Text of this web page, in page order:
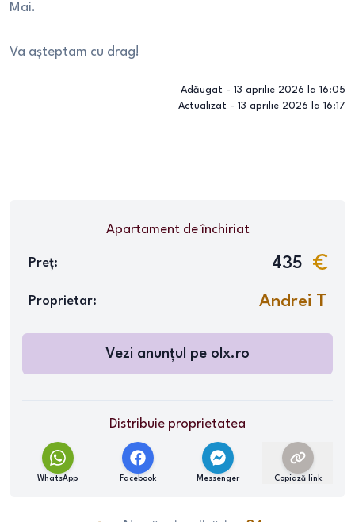
Mai.
Va așteptam cu drag!
Adăugat - 13 aprilie 2026 la 16:05
Actualizat - 13 aprilie 2026 la 16:17
Apartamentde închiriat
Preț: 435
Proprietar: Andrei T
Vezi anunțul pe olx.ro
Distribuie proprietatea
WhatsApp Facebook Messenger Copiază link